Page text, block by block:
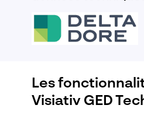
Les
Visiativ GED